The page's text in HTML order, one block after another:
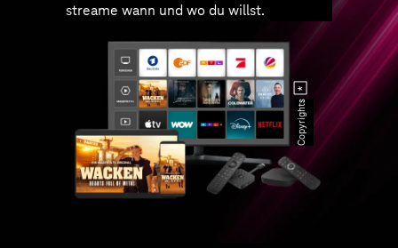
streame wann und wo du willst.
Copyrights